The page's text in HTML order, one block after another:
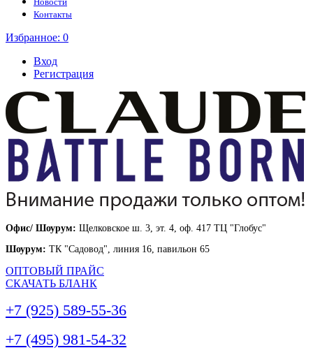
Контакты
Избранное: 0
Вход
Регистрация
Офис/ Шоурум: Щелковское ш. 3, эт. 4, оф. 417 ТЦ "Глобус"
Шоурум: ТК "Садовод", линия 16, павильон 65
ОПТОВЫЙ ПРАЙС
СКАЧАТЬ БЛАНК
+7 (925) 589-55-36
+7 (495) 981-54-32